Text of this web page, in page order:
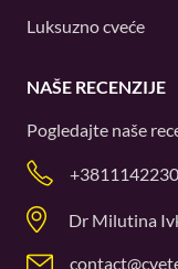
Luksuzno cveće
NAŠE RECENZIJE
Pogledajte naše
Dr Milutina